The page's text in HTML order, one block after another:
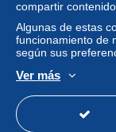
Condiciones
Todos los
de Delcampe.
vendedor,
crédito/débito
compartir
Algunas de estas
funcionamiento de
según sus
Ver más